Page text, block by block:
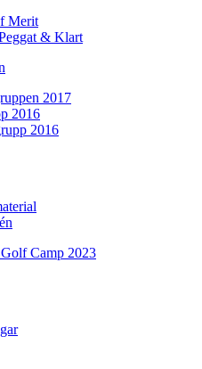
Merit
& Klart
2017
2016
2016
Camp 2023